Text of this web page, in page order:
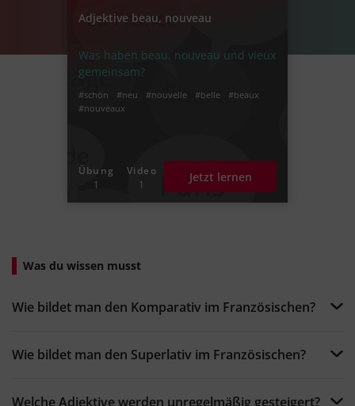
Adjektive beau, nouveau
Was haben beau, nouveau und vieux
gemeinsam?
#schön #neu #nouvelle #belle
#beaux
#nouveaux
Übung
1
Video
1
Jetzt lernen
Was du wissen musst
Wie bildet man den Komparativ im Französischen?
Wie bildet man den Superlativ im Französischen?
Welche Adjektive werden unregelmäßig gesteigert?